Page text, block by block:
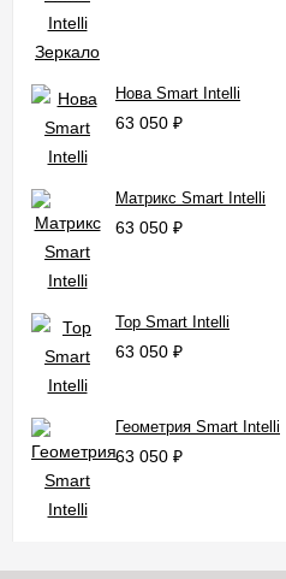
Нова Smart Intelli
63 050 ₽
Матрикс Smart Intelli
63 050 ₽
Тор Smart Intelli
63 050 ₽
Геометрия Smart Intelli
63 050 ₽